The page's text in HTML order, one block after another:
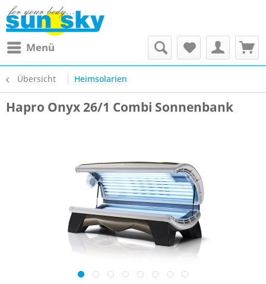
Menü
Übersicht Heimsolarien
Hapro Onyx 26/1 Combi Sonnenbank